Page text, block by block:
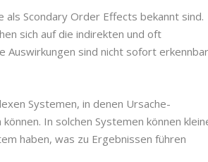
Scondary Order Effects bekannt sind.
sich auf die indirekten und oft
Auswirkungen sind nicht sofort
Systemen, in denen Ursache-
In solchen Systemen können
haben, was zu Ergebnissen führen